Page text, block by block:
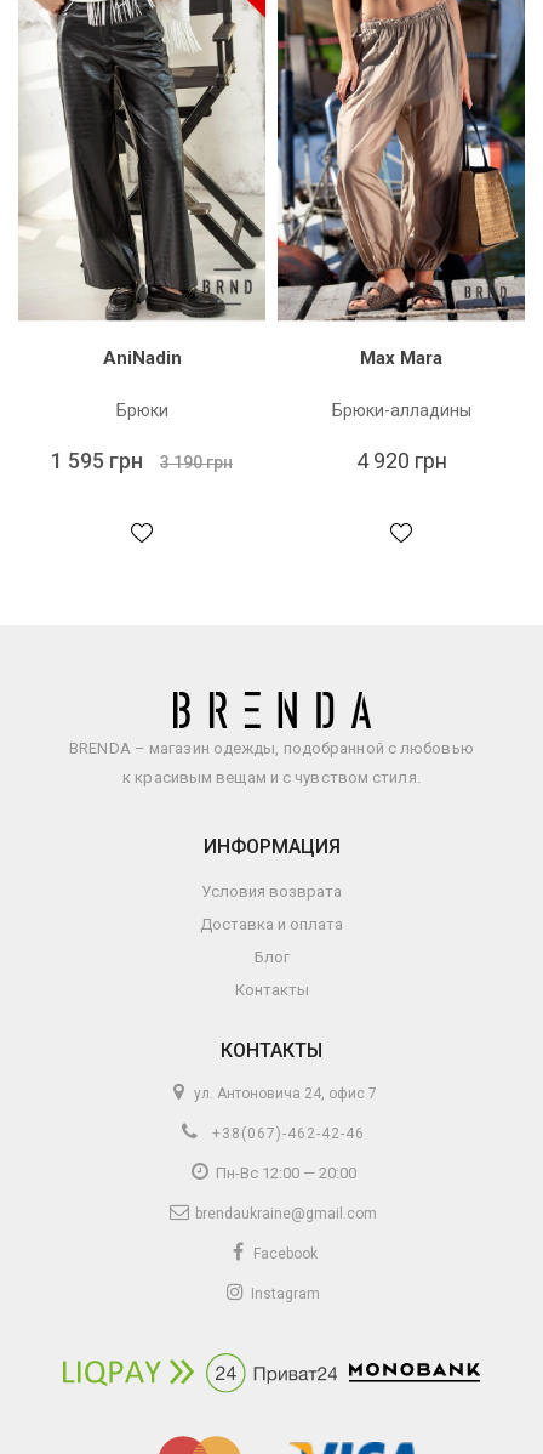
AniNadin
Брюки
1 595 грн 3 190 грн
Max Mara
Брюки-алладины
4 920 грн
BRENDA – магазин одежды, подобранной с любовью
к красивым вещам и с чувством стиля.
ИНФОРМАЦИЯ
Условия возврата
Доставка и оплата
Блог
Контакты
КОНТАКТЫ
ул. Антоновича 24, офис 7
+38(067)-462-42-46
Пн-Вс 12:00 — 20:00
brendaukraine@gmail.com
Facebook
Instagram